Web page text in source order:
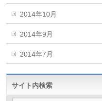
2014年10月
2014年9月
2014年7月
サイト内検索